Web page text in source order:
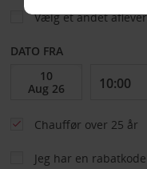
Vælg et andet
DATO FRA
Chauffør over 25 år
Jeg har en rabatkode